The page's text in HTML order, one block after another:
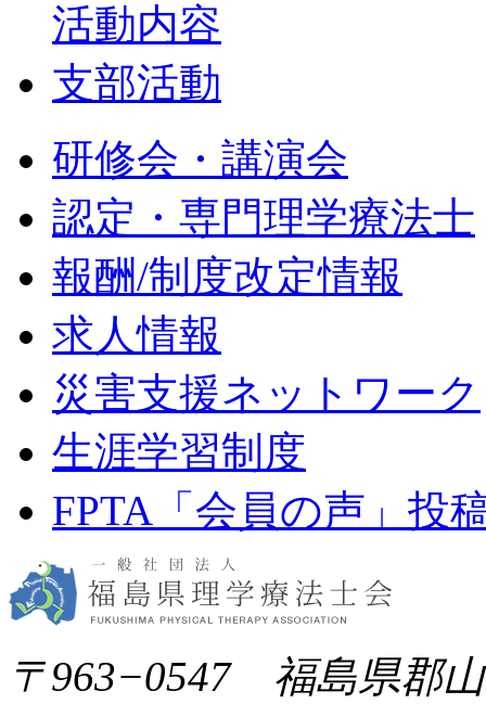
活動内容
支部活動
研修会・講演会
認定・専門理学療法士
報酬/制度改定情報
求人情報
災害支援ネットワーク
生涯学習制度
FPTA「会員の声」投
〒963−0547 福島県郡